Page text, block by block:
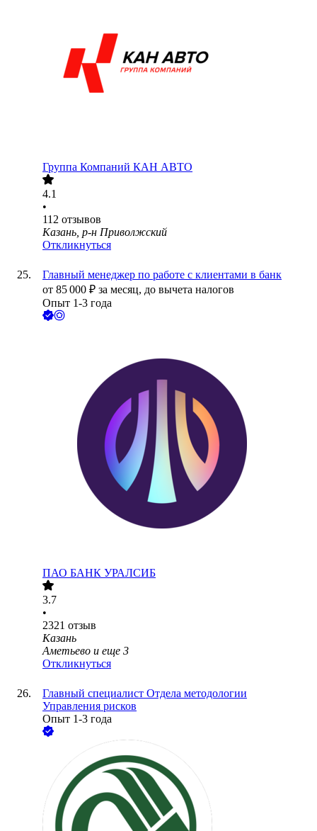
Группа Компаний КАН АВТО
4.1
•
112 отзывов
Казань, р-н Приволжский
Откликнуться
Главный менеджер по работе с клиентами в банк
от 85 000 ₽ за месяц, до вычета налогов
Опыт 1-3 года
ПАО БАНК УРАЛСИБ
3.7
•
2321 отзыв
Казань
Аметьево и еще 3
Откликнуться
Главный специалист Отдела методологии
Управления рисков
Опыт 1-3 года